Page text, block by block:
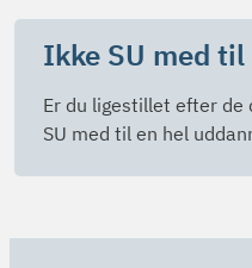
Ikke SU med
Er du ligestillet efter de
SU med til en hel